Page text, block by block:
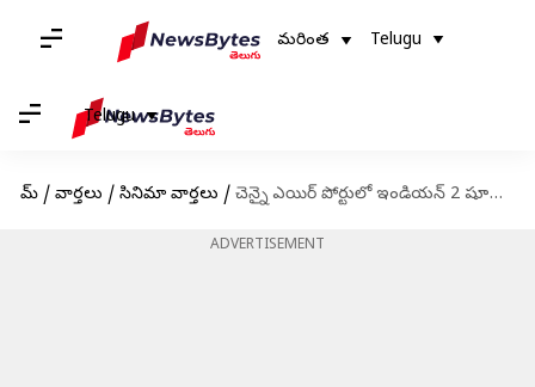
మరింత Telugu
Telugu
హోమ్ / వార్తలు / సినిమా వార్తలు / చెన్నై ఎయిర్ పోర్టులో ఇండియన్ 2 షూటింగ్ ని అడ్డుకున్న అధికారులు: కోటి రూపాయలు చెల్లించినా నో పర్మిషన్
ADVERTISEMENT